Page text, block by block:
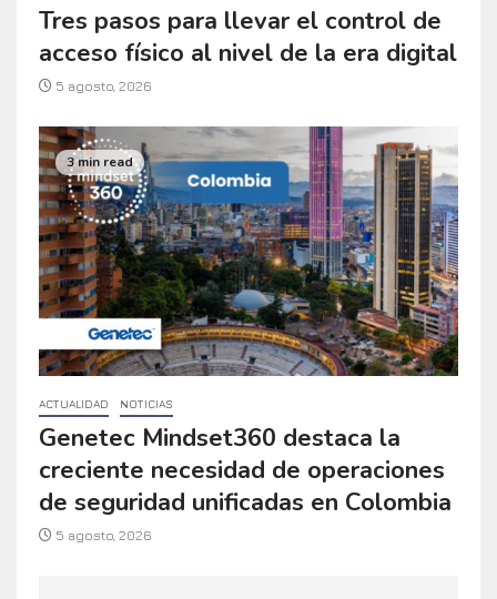
Tres pasos para llevar el control de
acceso físico al nivel de la era digital
5 agosto, 2026
3 min read
ACTUALIDAD NOTICIAS
Genetec Mindset360 destaca la
creciente necesidad de operaciones
de seguridad unificadas en Colombia
5 agosto, 2026